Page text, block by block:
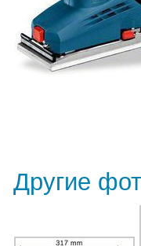
Другие